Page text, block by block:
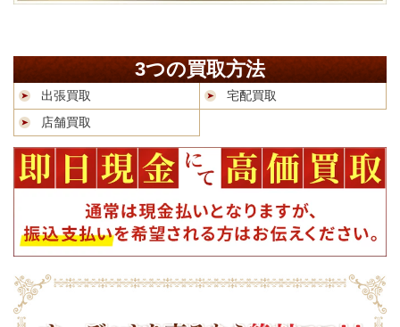
3つの買取方法
出張買取
宅配買取
店舗買取